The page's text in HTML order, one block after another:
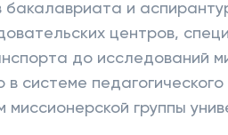
бакалавриата и
центров,
до исследований
в системе
миссионерской группы